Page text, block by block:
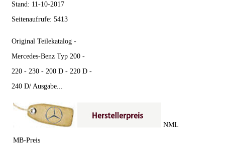
Stand: 11-10-2017
Seitenaufrufe: 5413
Original Teilekatalog -
Mercedes-Benz Typ 200 -
220 - 230 - 200 D - 220 D -
240 D/ Ausgabe...
MB-Preis
NML